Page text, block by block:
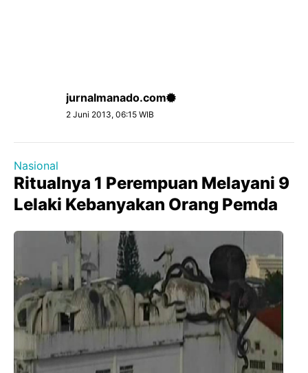
jurnalmanado.com
2 Juni 2013, 06:15 WIB
Nasional
Ritualnya 1 Perempuan Melayani 9
Lelaki Kebanyakan Orang Pemda